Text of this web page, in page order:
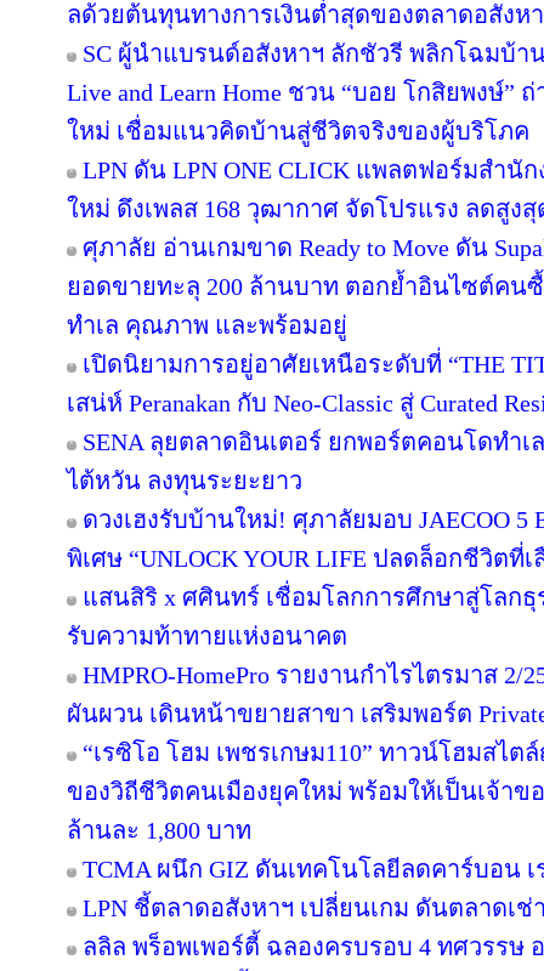
ลด้วยต้นทุนทางการเงินต่ำสุดของตลาดอสังห
SC ผู้นำแบรนด์อสังหาฯ ลักชัวรี พลิกโฉมบ้า
Live and Learn Home ชวน “บอย โกสิยพงษ์”
ใหม่ เชื่อมแนวคิดบ้านสู่ชีวิตจริงของผู้บริโภค
LPN ดัน LPN ONE CLICK แพลตฟอร์มสำนั
ใหม่ ดึงเพลส 168 วุฒากาศ จัดโปรแรง ลดสูงสุ
ศุภาลัย อ่านเกมขาด Ready to Move ดัน
ยอดขายทะลุ 200 ล้านบาท ตอกย้ำอินไซต์คน
ทำเล คุณภาพ และพร้อมอยู่
เปิดนิยามการอยู่อาศัยเหนือระดับที่ “THE
เสน่ห์ Peranakan กับ Neo-Classic สู่ Curated
SENA ลุยตลาดอินเตอร์ ยกพอร์ตคอนโดทำเ
ไต้หวัน ลงทุนระยะยาว
ดวงเฮงรับบ้านใหม่! ศุภาลัยมอบ JAECOO
พิเศษ “UNLOCK YOUR LIFE ปลดล็อกชีวิตที่เ
แสนสิริ x ศศินทร์ เชื่อมโลกการศึกษาสู่โลกธุ
รับความท้าทายแห่งอนาคต
HMPRO-HomePro รายงานกำไรไตรมาส 2/
ผันผวน เดินหน้าขยายสาขา เสริมพอร์ต
“เรซิโอ โฮม เพชรเกษม110” ทาวน์โฮมสไ
ของวิถีชีวิตคนเมืองยุคใหม่ พร้อมให้เป็นเจ้าข
ล้านละ 1,800 บาท
TCMA ผนึก GIZ ดันเทคโนโลยีลดคาร์บอน เ
LPN ชี้ตลาดอสังหาฯ เปลี่ยนเกม ดันตลาดเ
ลลิล พร็อพเพอร์ตี้ ฉลองครบรอบ 4 ทศวรรษ